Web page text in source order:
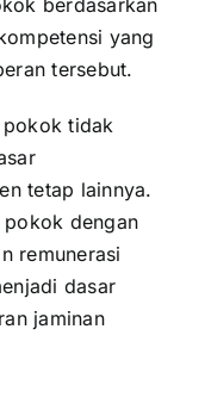
berdasarkan
yang
tersebut.
pokok tidak
tetap lainnya.
pokok dengan
remunerasi
dasar
jaminan